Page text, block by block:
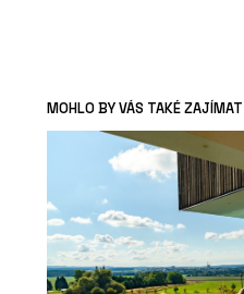
MOHLO BY VÁS TAKÉ ZAJÍMAT